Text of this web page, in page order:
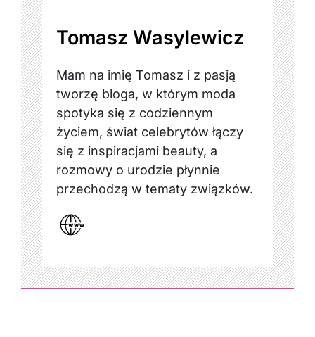
Tomasz Wasylewicz
Mam na imię Tomasz i z pasją
tworzę bloga, w którym moda
spotyka się z codziennym
życiem, świat celebrytów łączy
się z inspiracjami beauty, a
rozmowy o urodzie płynnie
przechodzą w tematy związków.